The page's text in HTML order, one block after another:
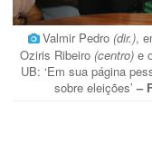
Valmir Pedro (dir.),
Oziris Ribeiro (centro) e
UB: ‘Em sua página
sobre eleições’ –